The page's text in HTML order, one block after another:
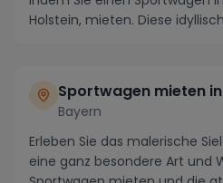
Holstein, mieten. Diese
Sportwagen mieten
Bayern
Erleben Sie das malerische
eine ganz besondere Art und